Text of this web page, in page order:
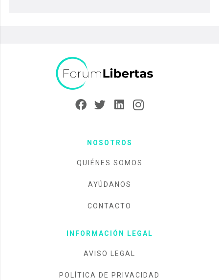
NOSOTROS
QUIÉNES SOMOS
AYÚDANOS
CONTACTO
INFORMACIÓN LEGAL
AVISO LEGAL
POLÍTICA DE PRIVACIDAD